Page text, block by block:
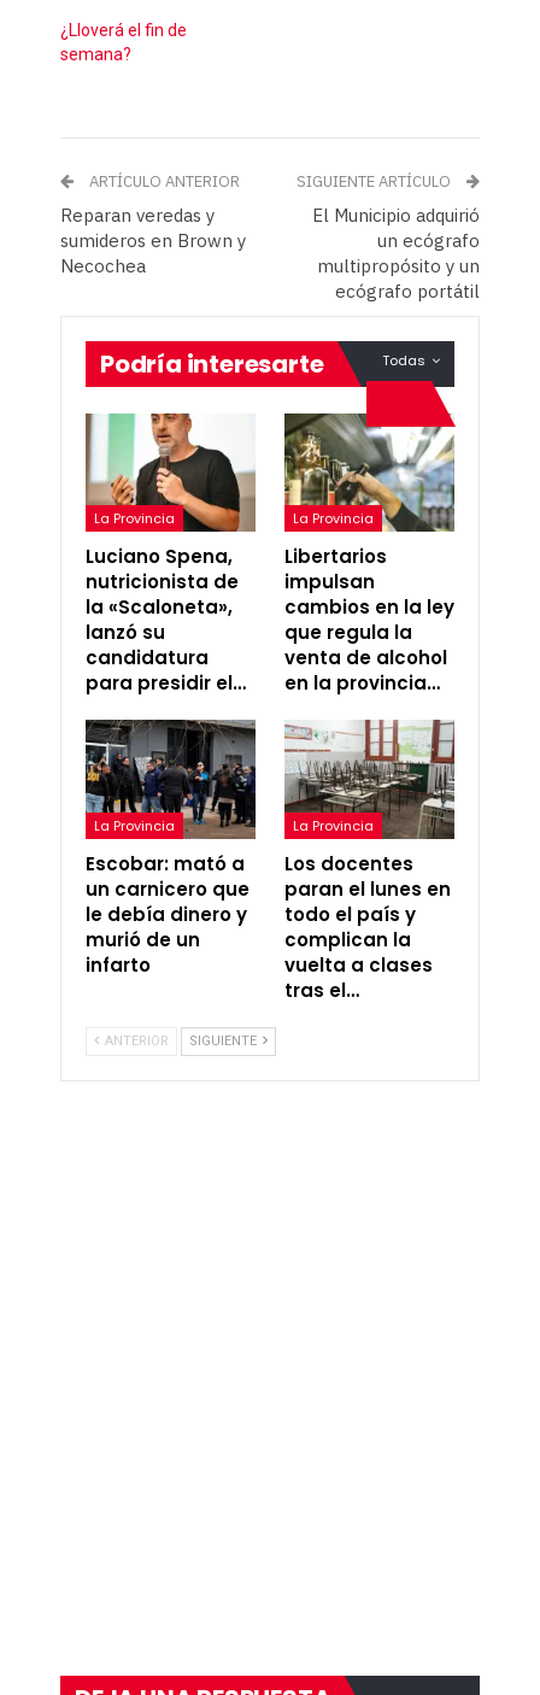
¿Lloverá el fin de
semana?
ARTÍCULO ANTERIOR
Reparan veredas y
sumideros en Brown y
Necochea
SIGUIENTE ARTÍCULO
El Municipio adquirió
un ecógrafo
multipropósito y un
ecógrafo portátil
Todas
Podría interesarte
La Provincia
Luciano Spena,
nutricionista de
la «Scaloneta»,
lanzó su
candidatura
para presidir el…
La Provincia
Libertarios
impulsan
cambios en la ley
que regula la
venta de alcohol
en la provincia…
La Provincia
Escobar: mató a
un carnicero que
le debía dinero y
murió de un
infarto
La Provincia
Los docentes
paran el lunes en
todo el país y
complican la
vuelta a clases
tras el…
ANTERIOR SIGUIENTE